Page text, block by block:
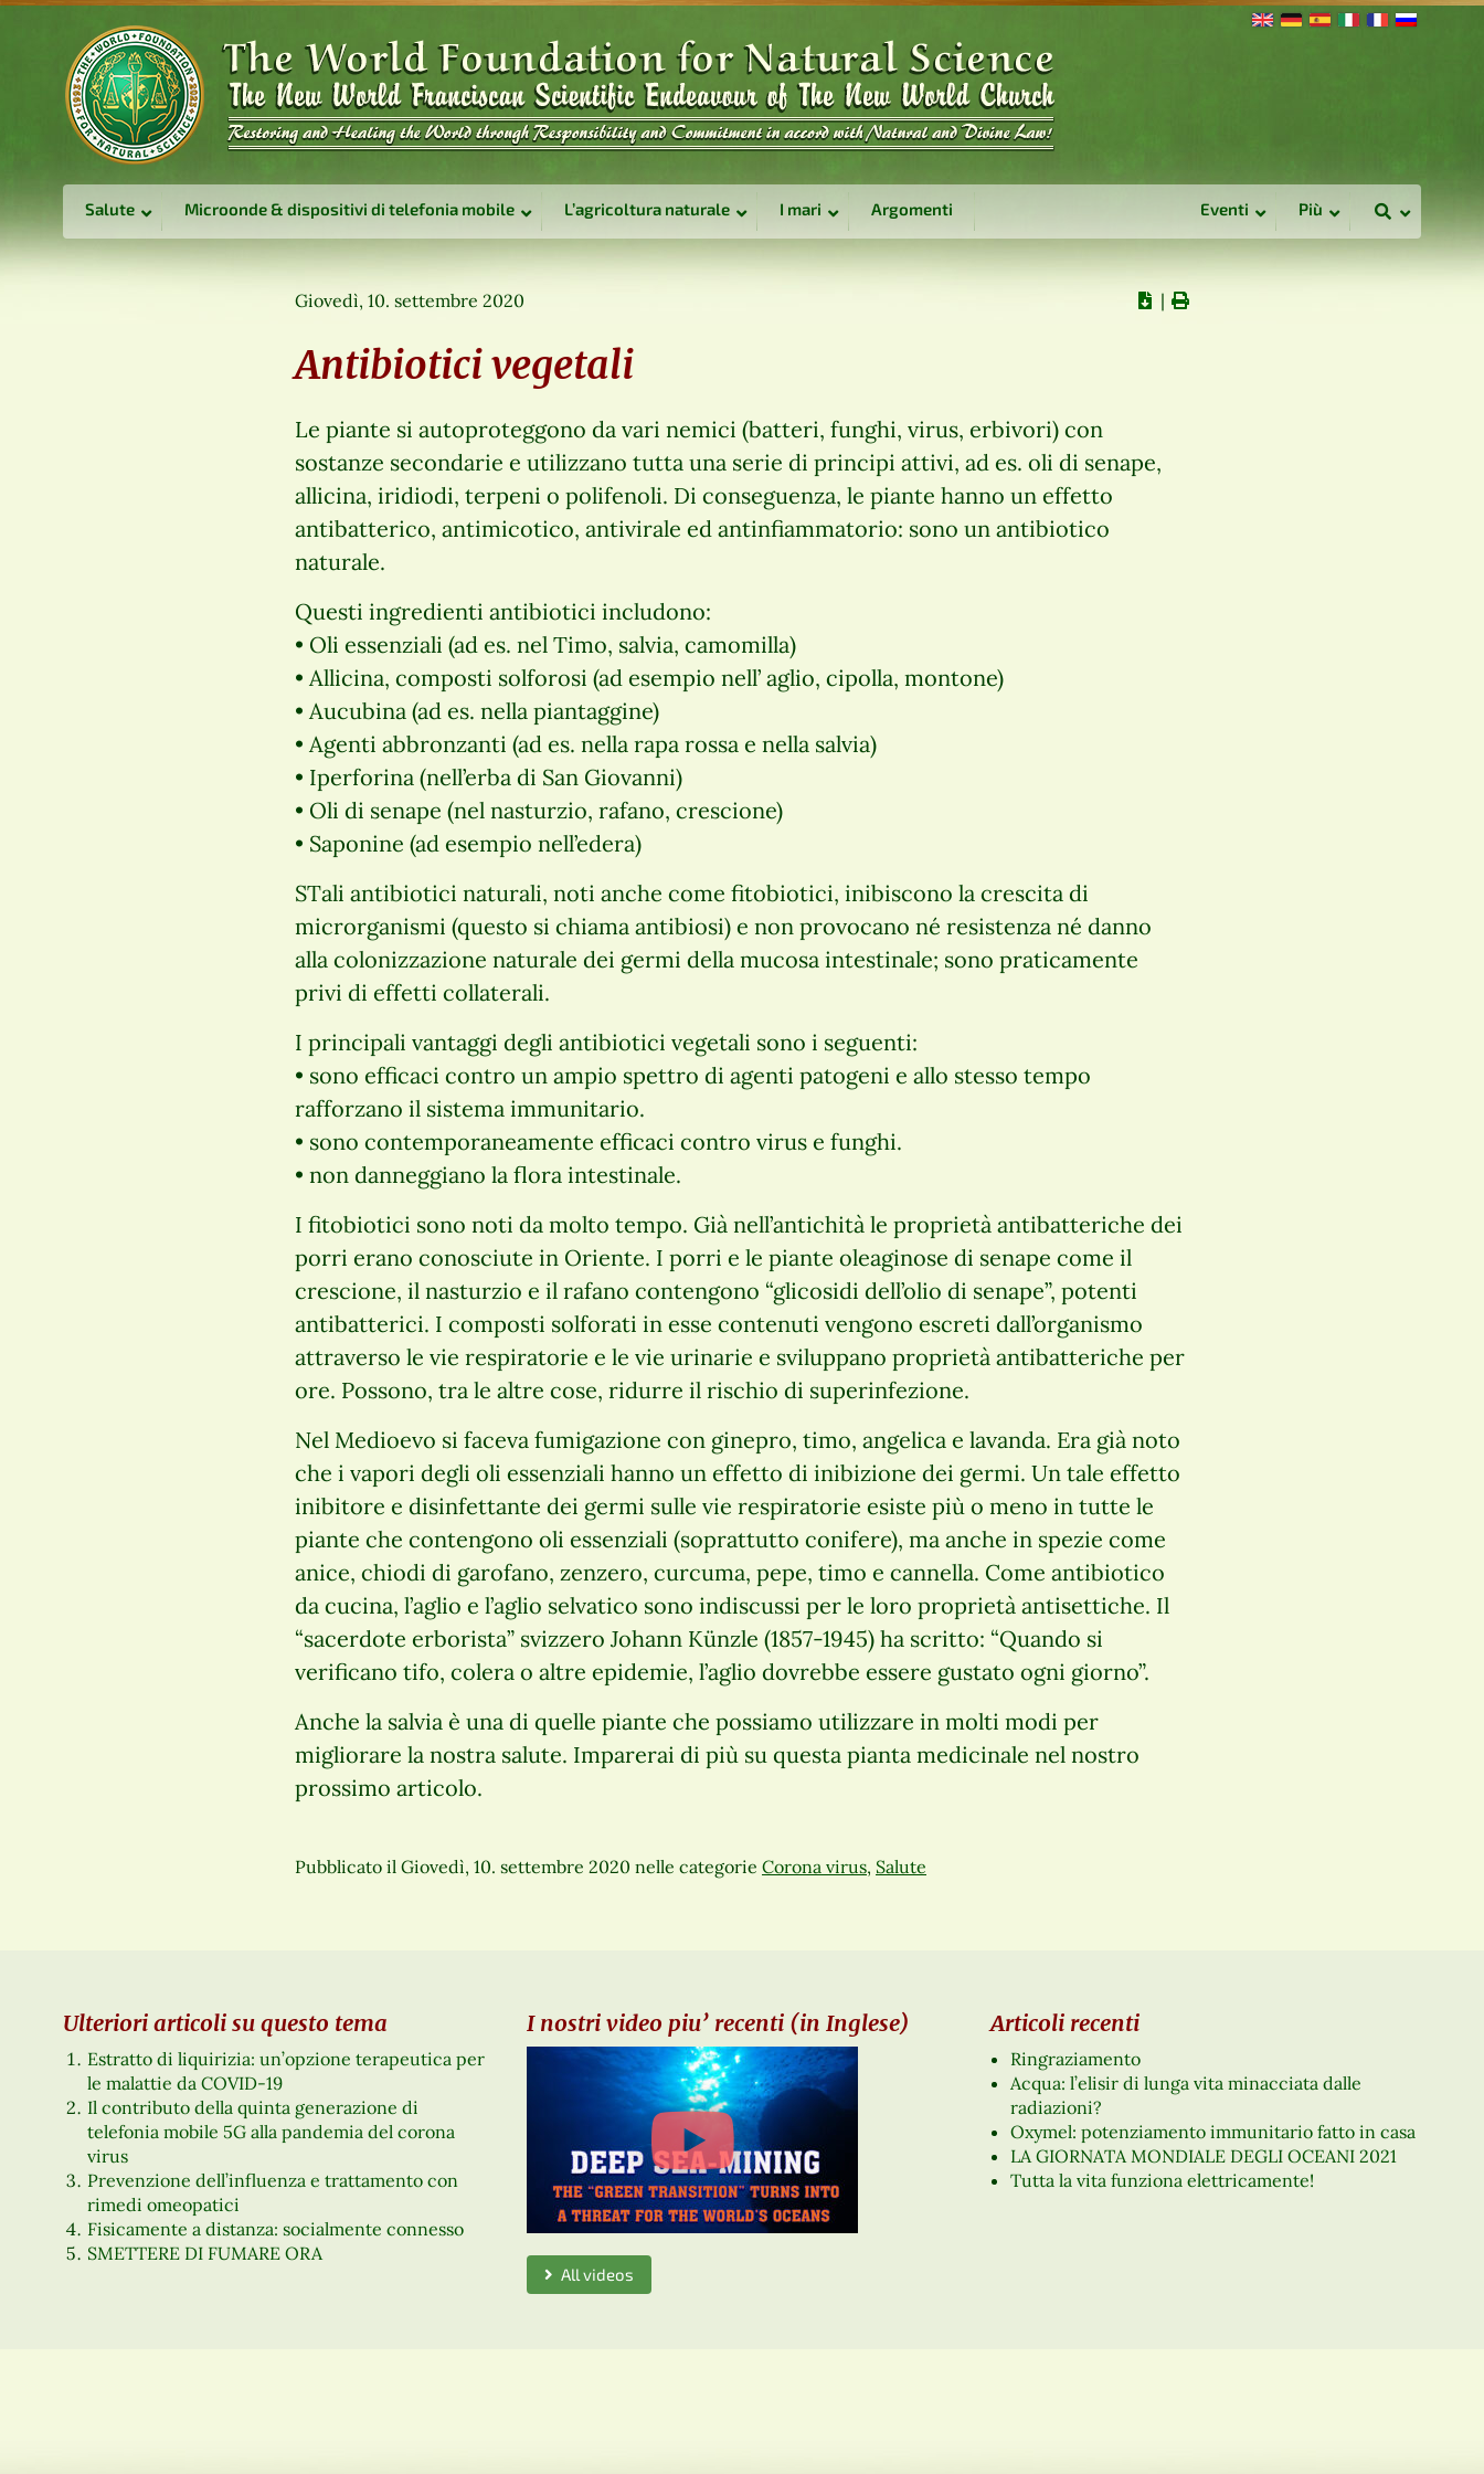
Salute Microonde & dispositivi di telefonia mobile L’agricoltura naturale I mari Argomenti Eventi Più
Giovedì, 10. settembre 2020 ∣
Antibiotici vegetali
Le piante si autoproteggono da vari nemici (batteri, funghi, virus, erbivori) con
sostanze secondarie e utilizzano tutta una serie di principi attivi, ad es. oli di senape,
allicina, iridiodi, terpeni o polifenoli. Di conseguenza, le piante hanno un effetto
antibatterico, antimicotico, antivirale ed antinfiammatorio: sono un antibiotico
naturale.
Questi ingredienti antibiotici includono:
• Oli essenziali (ad es. nel Timo, salvia, camomilla)
• Allicina, composti solforosi (ad esempio nell’ aglio, cipolla, montone)
• Aucubina (ad es. nella piantaggine)
• Agenti abbronzanti (ad es. nella rapa rossa e nella salvia)
• Iperforina (nell’erba di San Giovanni)
• Oli di senape (nel nasturzio, rafano, crescione)
• Saponine (ad esempio nell’edera)
STali antibiotici naturali, noti anche come fitobiotici, inibiscono la crescita di
microrganismi (questo si chiama antibiosi) e non provocano né resistenza né danno
alla colonizzazione naturale dei germi della mucosa intestinale; sono praticamente
privi di effetti collaterali.
I principali vantaggi degli antibiotici vegetali sono i seguenti:
• sono efficaci contro un ampio spettro di agenti patogeni e allo stesso tempo
rafforzano il sistema immunitario.
• sono contemporaneamente efficaci contro virus e funghi.
• non danneggiano la flora intestinale.
I fitobiotici sono noti da molto tempo. Già nell’antichità le proprietà antibatteriche dei
porri erano conosciute in Oriente. I porri e le piante oleaginose di senape come il
crescione, il nasturzio e il rafano contengono “glicosidi dell’olio di senape”, potenti
antibatterici. I composti solforati in esse contenuti vengono escreti dall’organismo
attraverso le vie respiratorie e le vie urinarie e sviluppano proprietà antibatteriche per
ore. Possono, tra le altre cose, ridurre il rischio di superinfezione.
Nel Medioevo si faceva fumigazione con ginepro, timo, angelica e lavanda. Era già noto
che i vapori degli oli essenziali hanno un effetto di inibizione dei germi. Un tale effetto
inibitore e disinfettante dei germi sulle vie respiratorie esiste più o meno in tutte le
piante che contengono oli essenziali (soprattutto conifere), ma anche in spezie come
anice, chiodi di garofano, zenzero, curcuma, pepe, timo e cannella. Come antibiotico
da cucina, l’aglio e l’aglio selvatico sono indiscussi per le loro proprietà antisettiche. Il
“sacerdote erborista” svizzero Johann Künzle (1857-1945) ha scritto: “Quando si
verificano tifo, colera o altre epidemie, l’aglio dovrebbe essere gustato ogni giorno”.
Anche la salvia è una di quelle piante che possiamo utilizzare in molti modi per
migliorare la nostra salute. Imparerai di più su questa pianta medicinale nel nostro
prossimo articolo.
Pubblicato il Giovedì, 10. settembre 2020 nelle categorie Corona virus, Salute
Ulteriori articoli su questo tema
Estratto di liquirizia: un’opzione terapeutica per
le malattie da COVID-19
Il contributo della quinta generazione di
telefonia mobile 5G alla pandemia del corona
virus
Prevenzione dell’influenza e trattamento con
rimedi omeopatici
Fisicamente a distanza: socialmente connesso
SMETTERE DI FUMARE ORA
I nostri video piu’ recenti (in Inglese)
All videos
Articoli recenti
Ringraziamento
Acqua: l’elisir di lunga vita minacciata dalle
radiazioni?
Oxymel: potenziamento immunitario fatto in casa
LA GIORNATA MONDIALE DEGLI OCEANI 2021
Tutta la vita funziona elettricamente!